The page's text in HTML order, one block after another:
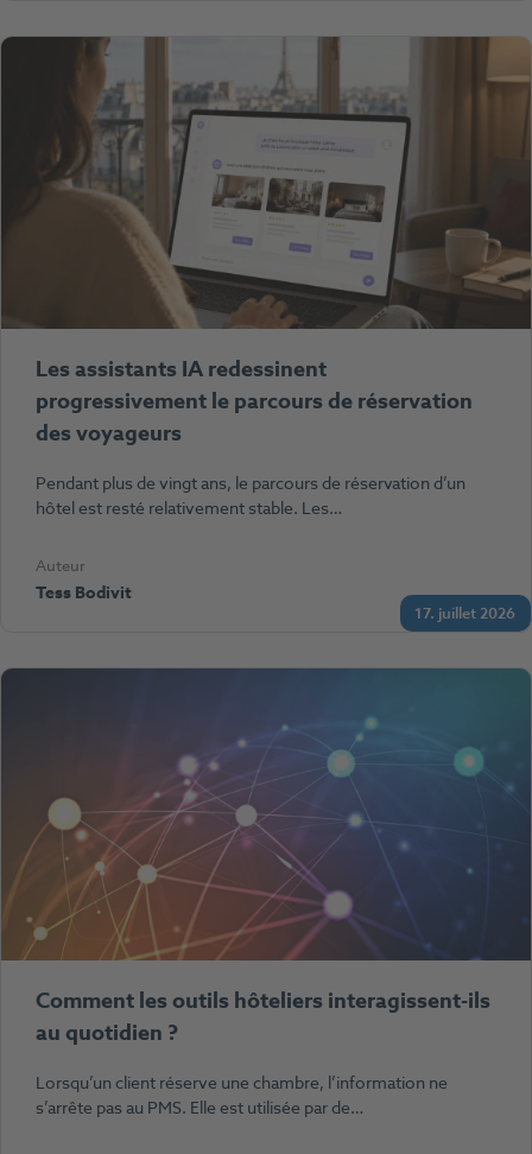
17. juillet 2026
Les assistants IA redessinent
progressivement le parcours de réservation
des voyageurs
Pendant plus de vingt ans, le parcours de réservation d’un
hôtel est resté relativement stable. Les…
Auteur
Tess Bodivit
Comment les outils hôteliers interagissent-ils
au quotidien ?
Lorsqu’un client réserve une chambre, l’information ne
s’arrête pas au PMS. Elle est utilisée par de…